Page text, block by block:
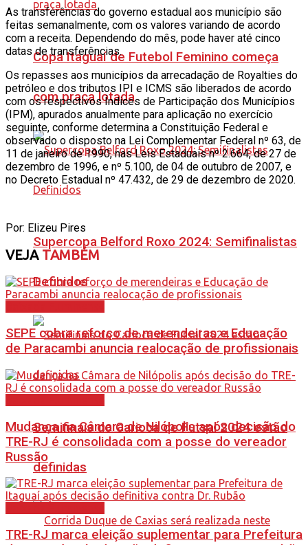
Copa Itaguaí de Futebol Feminino começa
com praça lotada
Supercopa Belford Roxo 2024: Semifinalistas
Definidos
Semifinais do Carioca de Futsal 2024 estão
definidas
As transferências do governo estadual aos município são
feitas semanalmente, com os valores variando de acordo
com a receita. Dependendo do mês, pode haver até cinco
datas de transferências.
Os repasses aos municípios da arrecadação de Royalties do
petróleo e dos tributos IPI e ICMS são liberados de acordo
com os respectivos Índices de Participação dos Municípios
(IPM), apurados anualmente para aplicação no exercício
seguinte, conforme determina a Constituição Federal e
observado o disposto na Lei Complementar Federal nº 63, de
11 de janeiro de 1990, nas Leis Estaduais nº 2.664, de 27 de
dezembro de 1996, e nº 5.100, de 04 de outubro de 2007, e
no Decreto Estadual nº 47.432, de 29 de dezembro de 2020.
Por: Elizeu Pires
VEJATAMBÉM
SEPE cobra reforço de merendeiras e Educação
de Paracambi anuncia realocação de profissionais
Mudança na Câmara de Nilópolis após decisão do
TRE-RJ é consolidada com a posse do vereador
Russão
TRE-RJ marca eleição suplementar para Prefeitura